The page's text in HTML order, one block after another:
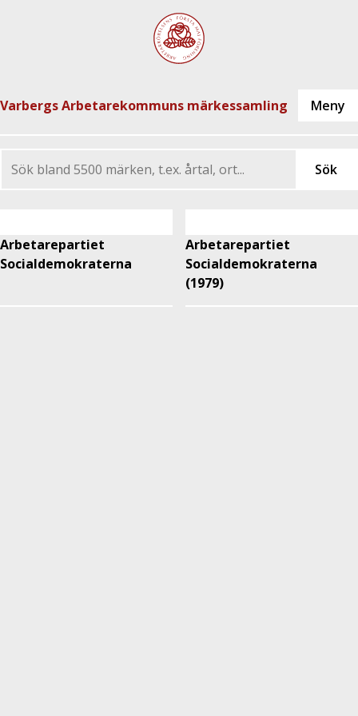
Varbergs Arbetarekommuns märkessamling
Arbetarepartiet
Socialdemokraterna
Arbetarepartiet
Socialdemokraterna
(1979)